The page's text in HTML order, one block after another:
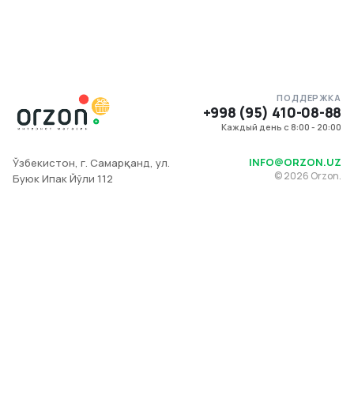
ПОДДЕРЖКА
+998 (95) 410-08-88
Каждый день с 8:00 - 20:00
Ўзбекистон, г. Самарқанд, ул.
Буюк Ипак Йўли 112
INFO@ORZON.UZ
©2026 Orzon.